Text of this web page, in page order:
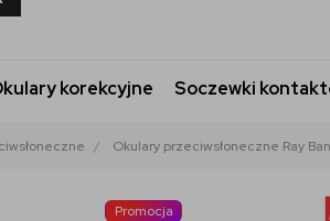
korekcyjne Soczewki
Okulary przeciwsłoneczne Ray Ban
Promocja